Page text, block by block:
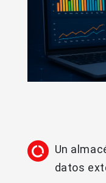
Un
datos